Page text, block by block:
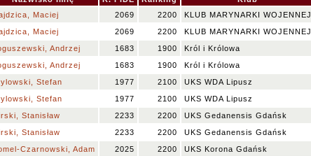
Maciej 2069 2200
KLUB MARYNARKI WOJENNEJ
Maciej 2069 2200
KLUB MARYNARKI WOJENNEJ
Andrzej 1683 1900
Król i Królowa
Andrzej 1683 1900
Król i Królowa
Stefan 1977 2100
UKS WDA Lipusz
Stefan 1977 2100
UKS WDA Lipusz
Stanisław 2233 2200
UKS Gedanensis Gdańsk
Stanisław 2233 2200
UKS Gedanensis Gdańsk
Czarnowski, Adam 2025 2200
UKS Korona Gdańsk